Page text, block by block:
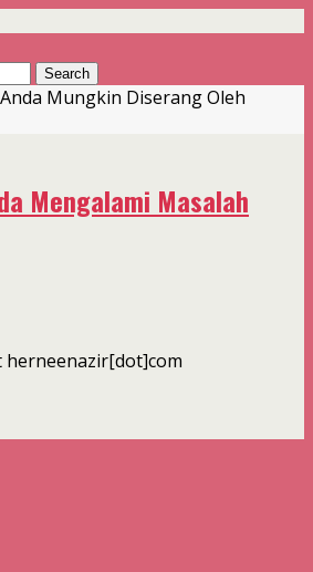
Mungkin Diserang Oleh
Mengalami Masalah